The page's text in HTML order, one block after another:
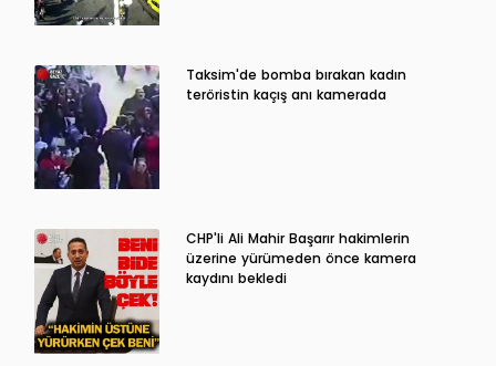
Taksim'de bomba bırakan kadın
teröristin kaçış anı kamerada
CHP'li Ali Mahir Başarır hakimlerin
üzerine yürümeden önce kamera
kaydını bekledi